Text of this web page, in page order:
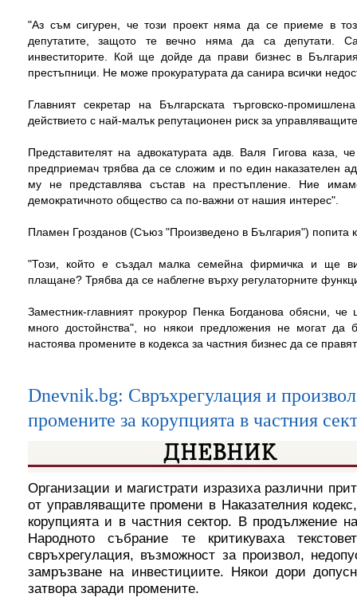
"Аз съм сигурен, че този проект няма да се приеме в
депутатите, защото те вечно няма да са депутати.
инвеститорите. Кой ще дойде да прави бизнес в
престъпници. Не може прокуратурата да санира всички
Главният секретар на Българската търговско-
действието с най-малък репутационен риск за
Представителят на адвокатурата адв. Валя Гигова каза,
предприемач трябва да се сложим и по един наказателен
му не представлява състав на престъпление. Ние
демократичното общество са по-важни от нашия интерес".
Пламен Грозданов (Съюз "Произведено в България") попита
"Този, който е създал малка семейна фирмичка и ще
плащане? Трябва да се наблегне върху регулаторните
Заместник-главният прокурор Пенка Богданова обясни,
много достойнства", но някои предложения не могат да
настоява промените в кодекса за частния бизнес да се
Dnevnik.bg: Свръхрегулация и
промените за корупцията в частния
Организации и магистрати изразиха различни
от управляващите промени в Наказателния
корупцията и в частния сектор. В продължение
Народното събрание те критикуваха
свръхрегулация, възможност за произвол,
замръзване на инвестициите. Някои дори
затвора заради промените.